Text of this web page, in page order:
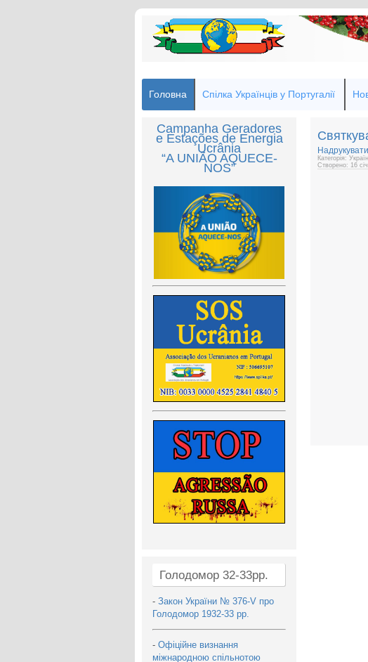
Головна Спілка Українців у Португалії
Campanha Geradores
e Estações de Energia
Ucrânia
“A UNIÃO AQUECE-
NOS”
Голодомор 32-33рр.
- Закон України № 376-V про
Голодомор 1932-33 рр.
- Офіційне визнання
міжнародною спільнотою
Надрукувати
Категорія:
Створено: 16